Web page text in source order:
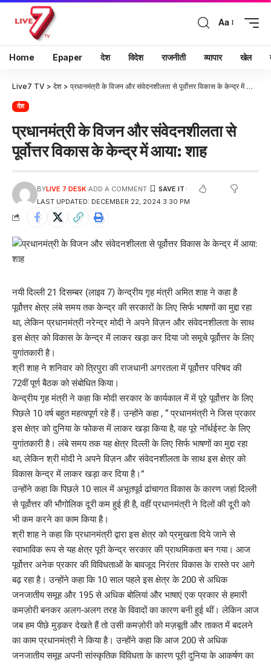
Aa
Home Epaper देश विदेश राजनीती व्यापार खेल
Live7 TV > देश > प्रधानमंत्री के विजन और संवेदनशीलता से पूर्वोत्तर विकास के केन्द्र में आया: शाह
देश
प्रधानमंत्री के विजन और संवेदनशीलता से
पूर्वोत्तर विकास के केन्द्र में आया: शाह
LAST UPDATED: DECEMBER 22, 2024 3:30 PM
BYLIVE 7 DESK ADD A COMMENT
नयी दिल्ली 21 दिसम्बर (लाइव 7) केन्द्रीय गृह मंत्री अमित शाह ने कहा है
पूर्वोत्तर क्षेत्र लंबे समय तक केन्द्र की सरकारों के लिए सिर्फ भाषणों का मुद्दा रहा
था, लेकिन प्रधानमंत्री नरेन्द्र मोदी ने अपने विज़न और संवेदनशीलता के साथ
इस क्षेत्र को विकास के केन्द्र में लाकर खड़ा कर दिया जो समूचे पूर्वोत्तर के लिए
युगांतकारी है।
श्री शाह ने शनिवार को त्रिपुरा की राजधानी अगरतला में पूर्वोत्तर परिषद की
72वीं पूर्ण बैठक को संबोधित किया।
केन्द्रीय गृह मंत्री ने कहा कि मोदी सरकार के कार्यकाल में में पूरे पूर्वोत्तर के लिए
पिछले 10 वर्ष बहुत महत्वपूर्ण रहे हैं। उन्होंने कहा , “ प्रधानमंत्री ने जिस प्रकार
इस क्षेत्र को दुनिया के फोकस में लाकर खड़ा किया है, वह पूरे नॉर्थईस्ट के लिए
युगांतकारी है। लंबे समय तक यह क्षेत्र दिल्ली के लिए सिर्फ भाषणों का मुद्दा रहा
था, लेकिन श्री मोदी ने अपने विज़न और संवेदनशीलता के साथ इस क्षेत्र को
विकास केन्द्र में लाकर खड़ा कर दिया है।”
उन्होंने कहा कि पिछले 10 साल में अभूतपूर्व ढांचागत विकास के कारण जहां दिल्ली
से पूर्वोत्तर की भौगोलिक दूरी कम हुई ही है, वहीं प्रधानमंत्री ने दिलों की दूरी को
भी कम करने का काम किया है।
श्री शाह ने कहा कि प्रधानमंत्री द्वारा इस क्षेत्र को प्रमुखता दिये जाने से
स्वाभाविक रूप से यह क्षेत्र पूरी केन्द्र सरकार की प्राथमिकता बन गया। आज
पूर्वोत्तर अनेक प्रकार की विविधताओं के बावजूद निरंतर विकास के रास्ते पर आगे
बढ़ रहा है। उन्होंने कहा कि 10 साल पहले इस क्षेत्र के 200 से अधिक
जनजातीय समूह और 195 से अधिक बोलियां और भाषाएं एक प्रकार से हमारी
कमज़ोरी बनकर अलग-अलग तरह के विवादों का कारण बनी हुई थीं। लेकिन आज
जब हम पीछे मुड़कर देखते हैं तो उसी कमज़ोरी को मज़बूती और ताकत में बदलने
का काम प्रधानमंत्री ने किया है। उन्होंने कहा कि आज 200 से अधिक
जनजातीय समूह अपनी सांस्कृतिक विविधता के कारण पूरी दुनिया के आकर्षण का